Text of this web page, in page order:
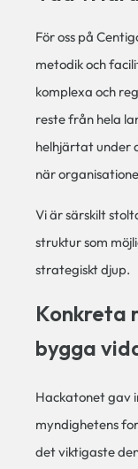
För oss på
metodik och
komplexa och
reste från hela
helhjärtat under
när
Vi är särskilt
struktur som
strategiskt djup.
Konkreta
bygga
Hackatonet gav
myndighetens
det viktigaste